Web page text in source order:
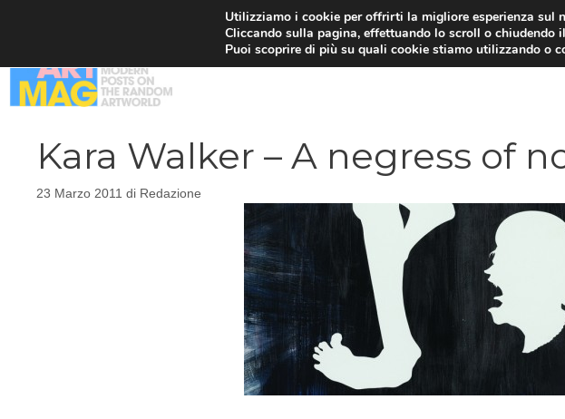
Kara Walker – A negress of
23 Marzo 2011 di Redazione
Utilizziamo i cookie per offrirti la migliore esperienza sul
Cliccando sulla pagina, effettuando lo scroll o chiudendo
Puoi scoprire di più su quali cookie stiamo utilizzando o